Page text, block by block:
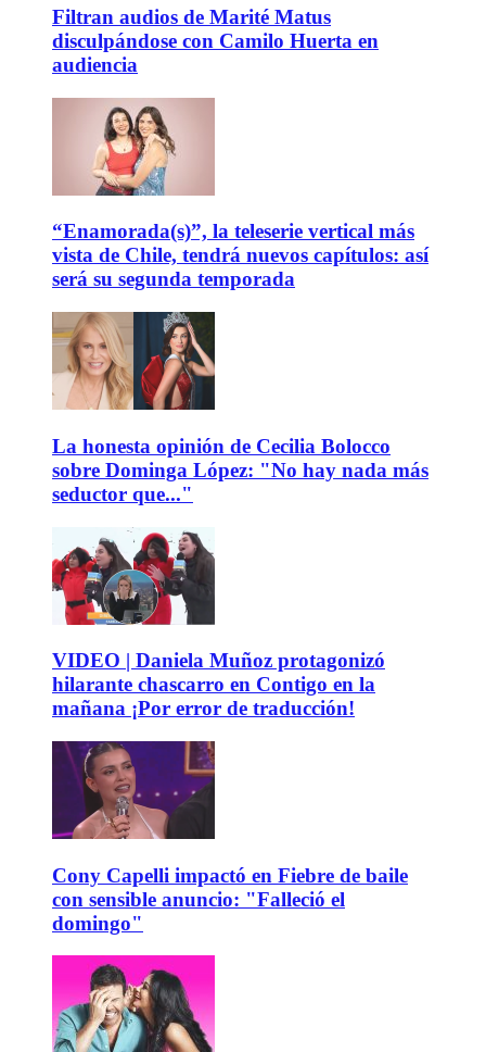
Filtran audios de Marité Matus
disculpándose con Camilo Huerta en
audiencia
“Enamorada(s)”, la teleserie vertical más
vista de Chile, tendrá nuevos capítulos: así
será su segunda temporada
La honesta opinión de Cecilia Bolocco
sobre Dominga López: "No hay nada más
seductor que..."
VIDEO | Daniela Muñoz protagonizó
hilarante chascarro en Contigo en la
mañana ¡Por error de traducción!
Cony Capelli impactó en Fiebre de baile
con sensible anuncio: "Falleció el
domingo"